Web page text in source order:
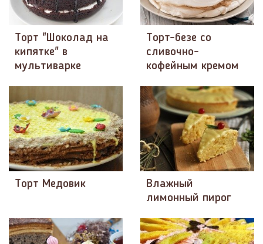
Торт "Шоколад на
кипятке" в
мультиварке
Торт-безе со
сливочно-
кофейным кремом
Торт Медовик
Влажный
лимонный пирог